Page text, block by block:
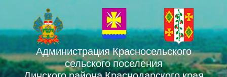
Администрация Красносельского
сельского поселения